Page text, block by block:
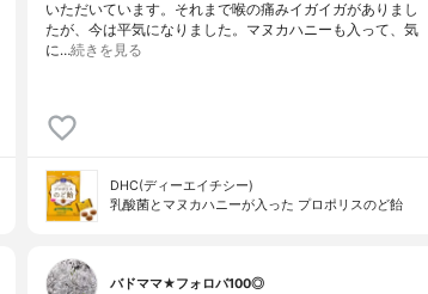
いただいています。それまで喉の痛みイガイガがありまし
たが、今は平気になりました。マヌカハニーも入って、気
に…続きを見る
DHC(ディーエイチシー)
乳酸菌とマヌカハニーが入った プロポリスのど飴
バドママ★フォロバ100◎